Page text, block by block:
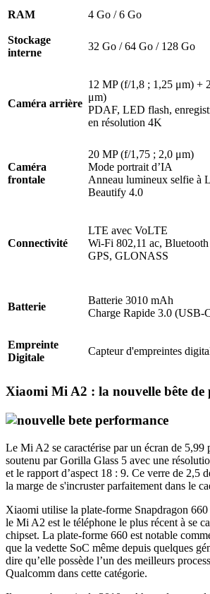
RAM 4 Go / 6 Go
Stockage
interne
32 Go / 64 Go / 128 Go
Caméra arrière
12 MP (f/1,8 ; 1,25 μm) +
μm)
PDAF, LED flash,
en résolution 4K
Caméra
frontale
20 MP (f/1,75 ; 2,0 μm)
Mode portrait d’IA
Anneau lumineux selfie à
Beautify 4.0
Connectivité
LTE avec VoLTE
Wi-Fi 802,11 ac,
GPS, GLONASS
Batterie
Batterie 3010 mAh
Charge Rapide 3.0 (USB-
Empreinte
Digitale
Capteur d'empreintes
Xiaomi Mi A2 : la nouvelle bête de
Le Mi A2 se caractérise par un écran de 5,99
soutenu par Gorilla Glass 5 avec une
et le rapport d’aspect 18 : 9. Ce verre de 2,5
la marge de s'incruster parfaitement dans le
Xiaomi utilise la plate-forme Snapdragon
le Mi A2 est le téléphone le plus récent à se
chipset. La plate-forme 660 est notable
que la vedette SoC même depuis quelques
dire qu’elle possède l’un des meilleurs
Qualcomm dans cette catégorie.